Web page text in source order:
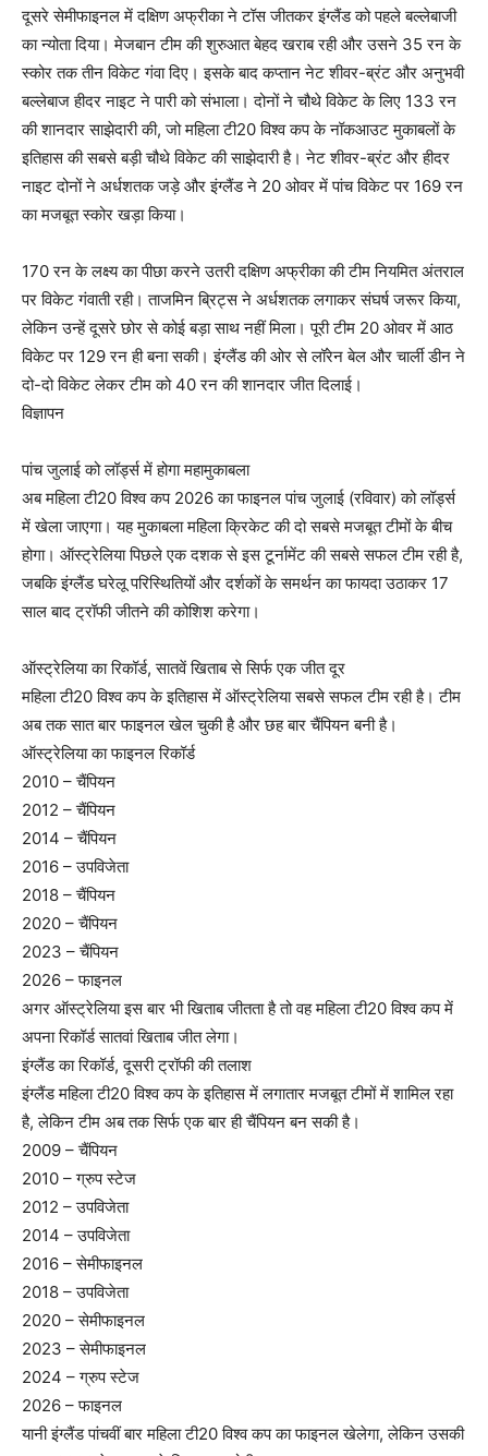
दूसरे सेमीफाइनल में दक्षिण अफ्रीका ने टॉस जीतकर इंग्लैंड को पहले बल्लेबाजी
का न्योता दिया। मेजबान टीम की शुरुआत बेहद खराब रही और उसने 35 रन के
स्कोर तक तीन विकेट गंवा दिए। इसके बाद कप्तान नेट शीवर-ब्रंट और अनुभवी
बल्लेबाज हीदर नाइट ने पारी को संभाला। दोनों ने चौथे विकेट के लिए 133 रन
की शानदार साझेदारी की, जो महिला टी20 विश्व कप के नॉकआउट मुकाबलों के
इतिहास की सबसे बड़ी चौथे विकेट की साझेदारी है। नेट शीवर-ब्रंट और हीदर
नाइट दोनों ने अर्धशतक जड़े और इंग्लैंड ने 20 ओवर में पांच विकेट पर 169 रन
का मजबूत स्कोर खड़ा किया।
170 रन के लक्ष्य का पीछा करने उतरी दक्षिण अफ्रीका की टीम नियमित अंतराल
पर विकेट गंवाती रही। ताजमिन ब्रिट्स ने अर्धशतक लगाकर संघर्ष जरूर किया,
लेकिन उन्हें दूसरे छोर से कोई बड़ा साथ नहीं मिला। पूरी टीम 20 ओवर में आठ
विकेट पर 129 रन ही बना सकी। इंग्लैंड की ओर से लॉरेन बेल और चार्ली डीन ने
दो-दो विकेट लेकर टीम को 40 रन की शानदार जीत दिलाई।
विज्ञापन
पांच जुलाई को लॉर्ड्स में होगा महामुकाबला
अब महिला टी20 विश्व कप 2026 का फाइनल पांच जुलाई (रविवार) को लॉर्ड्स
में खेला जाएगा। यह मुकाबला महिला क्रिकेट की दो सबसे मजबूत टीमों के बीच
होगा। ऑस्ट्रेलिया पिछले एक दशक से इस टूर्नामेंट की सबसे सफल टीम रही है,
जबकि इंग्लैंड घरेलू परिस्थितियों और दर्शकों के समर्थन का फायदा उठाकर 17
साल बाद ट्रॉफी जीतने की कोशिश करेगा।
ऑस्ट्रेलिया का रिकॉर्ड, सातवें खिताब से सिर्फ एक जीत दूर
महिला टी20 विश्व कप के इतिहास में ऑस्ट्रेलिया सबसे सफल टीम रही है। टीम
अब तक सात बार फाइनल खेल चुकी है और छह बार चैंपियन बनी है।
ऑस्ट्रेलिया का फाइनल रिकॉर्ड
2010 – चैंपियन
2012 – चैंपियन
2014 – चैंपियन
2016 – उपविजेता
2018 – चैंपियन
2020 – चैंपियन
2023 – चैंपियन
2026 – फाइनल
अगर ऑस्ट्रेलिया इस बार भी खिताब जीतता है तो वह महिला टी20 विश्व कप में
अपना रिकॉर्ड सातवां खिताब जीत लेगा।
इंग्लैंड का रिकॉर्ड, दूसरी ट्रॉफी की तलाश
इंग्लैंड महिला टी20 विश्व कप के इतिहास में लगातार मजबूत टीमों में शामिल रहा
है, लेकिन टीम अब तक सिर्फ एक बार ही चैंपियन बन सकी है।
2009 – चैंपियन
2010 – ग्रुप स्टेज
2012 – उपविजेता
2014 – उपविजेता
2016 – सेमीफाइनल
2018 – उपविजेता
2020 – सेमीफाइनल
2023 – सेमीफाइनल
2024 – ग्रुप स्टेज
2026 – फाइनल
यानी इंग्लैंड पांचवीं बार महिला टी20 विश्व कप का फाइनल खेलेगा, लेकिन उसकी